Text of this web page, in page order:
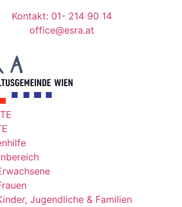
Kontakt: 01- 214 90 14
office@esra.at
Jugendliche & Familien